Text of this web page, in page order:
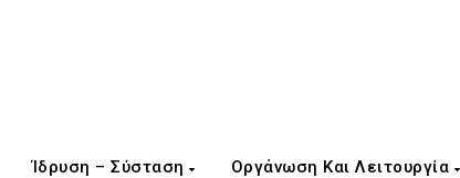
Ίδρυση – Σύσταση Οργάνωση Και Λειτουργία